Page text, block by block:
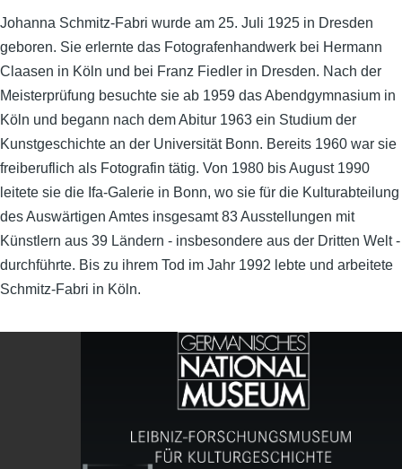
Johanna Schmitz-Fabri wurde am 25. Juli 1925 in Dresden
geboren. Sie erlernte das Fotografenhandwerk bei Hermann
Claasen in Köln und bei Franz Fiedler in Dresden. Nach der
Meisterprüfung besuchte sie ab 1959 das Abendgymnasium in
Köln und begann nach dem Abitur 1963 ein Studium der
Kunstgeschichte an der Universität Bonn. Bereits 1960 war sie
freiberuflich als Fotografin tätig. Von 1980 bis August 1990
leitete sie die Ifa-Galerie in Bonn, wo sie für die Kulturabteilung
des Auswärtigen Amtes insgesamt 83 Ausstellungen mit
Künstlern aus 39 Ländern - insbesondere aus der Dritten Welt -
durchführte. Bis zu ihrem Tod im Jahr 1992 lebte und arbeitete
Schmitz-Fabri in Köln.